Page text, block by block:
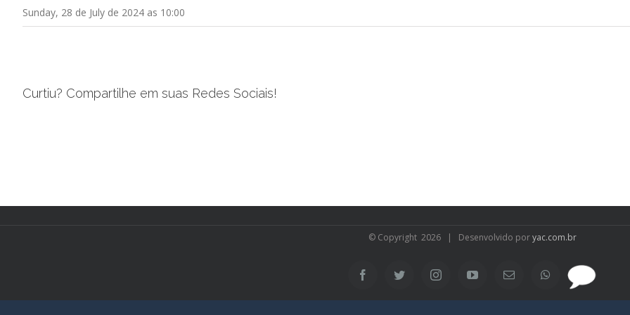
Sunday, 28 de July de 2024 as 10:00
Curtiu? Compartilhe em suas Redes Sociais!
© Copyright 2026 | Desenvolvido poryac.com.br
FacebookTwitter InstagramYouTubeEmail WhatsApp
SAC